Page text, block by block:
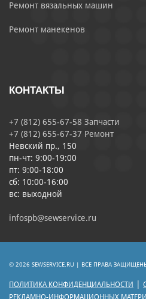
Ремонт вязальных машин
Ремонт манекенов
КОНТАКТЫ
+7 (812) 655-67-58 Запчасти
+7 (812) 655-67-37 Ремонт
Невский пр., 150
пн-чт: 9:00-19:00
пт: 9:00-18:00
сб: 10:00-16:00
вс: выходной
infospb@sewservice.ru
© 2026 SEWSERVICE.RU | ВСЕ ПРАВА
ПОЛИТИКА КОНФИДЕНЦИАЛЬНОСТИ
РЕКЛАМНО-ИНФОРМАЦИОННЫХ